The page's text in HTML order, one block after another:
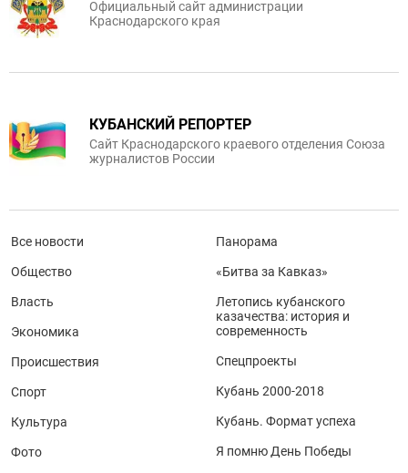
Официальный сайт администрации
Краснодарского края
КУБАНСКИЙ РЕПОРТЕР
Сайт Краснодарского краевого отделения Союза
журналистов России
Все новости
Общество
Власть
Экономика
Происшествия
Спорт
Культура
Фото
Панорама
«Битва за Кавказ»
Летопись кубанского
казачества: история и
современность
Спецпроекты
Кубань 2000-2018
Кубань. Формат успеха
Я помню День Победы